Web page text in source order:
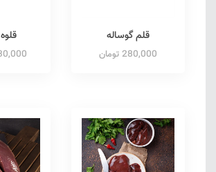
قلم گوساله
280,000 تومان